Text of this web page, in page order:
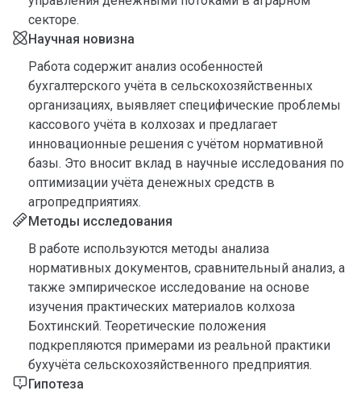
секторе.
Научная новизна
Работа содержит анализ особенностей
бухгалтерского учёта в сельскохозяйственных
организациях, выявляет специфические проблемы
кассового учёта в колхозах и предлагает
инновационные решения с учётом нормативной
базы. Это вносит вклад в научные исследования по
оптимизации учёта денежных средств в
агропредприятиях.
Методы исследования
В работе используются методы анализа
нормативных документов, сравнительный анализ, а
также эмпирическое исследование на основе
изучения практических материалов колхоза
Бохтинский. Теоретические положения
подкрепляются примерами из реальной практики
бухучёта сельскохозяйственного предприятия.
Гипотеза